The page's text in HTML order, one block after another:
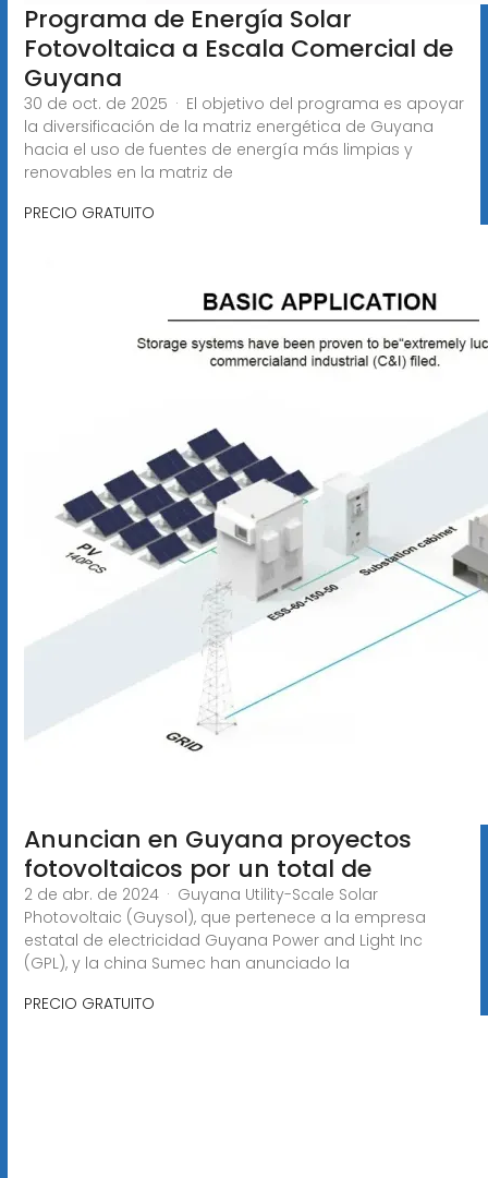
Programa de Energía Solar
Fotovoltaica a Escala Comercial de
Guyana
30 de oct. de 2025 · El objetivo del programa es apoyar
la diversificación de la matriz energética de Guyana
hacia el uso de fuentes de energía más limpias y
renovables en la matriz de
PRECIO GRATUITO
Anuncian en Guyana proyectos
fotovoltaicos por un total de
2 de abr. de 2024 · Guyana Utility-Scale Solar
Photovoltaic (Guysol), que pertenece a la empresa
estatal de electricidad Guyana Power and Light Inc
(GPL), y la china Sumec han anunciado la
PRECIO GRATUITO